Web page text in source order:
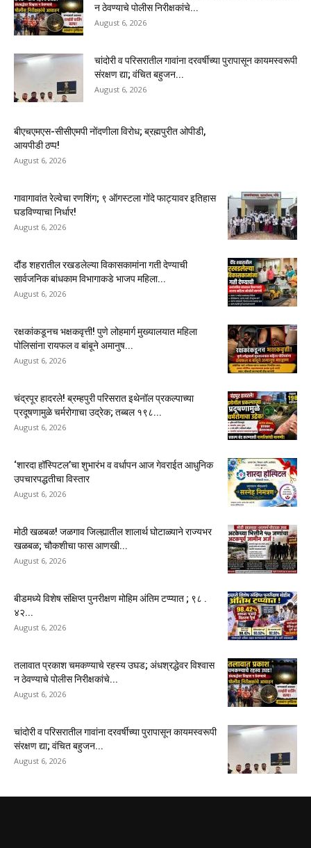
न ठेवण्याचे पोलीस निरीक्षकांचे...
August 6, 2026
चांदोरी व परिसरातील गावांना दरवर्षीच्या पुरापासून कायमस्वरूपी
संरक्षण द्या; वंचित बहुजन...
August 6, 2026
बीएचएमएस-सीसीएमपी नोंदणीला विरोध; ब्रह्मपुरीत ओपीडी,
आयपीडी ठप्प!
August 6, 2026
गावागावांत रेल्वेचा रणशिंग; ९ ऑगस्टला गोंदे फाट्यावर इतिहास
घडविण्याचा निर्धार!
August 6, 2026
दौंड शहरातील रखडलेल्या विकासकामांना गती देण्याची
सार्वजनिक बांधकाम विभागाकडे भाजप महिला...
August 6, 2026
रक्षकांकडूनच भक्षकवृत्ती! पुणे लोहमार्ग मुख्यालयात महिला
पोलिसांना रायफल व बांबूने अमानुष...
August 6, 2026
चंद्रपूर हादरले! ब्रम्हपुरी परिसरात इथेनॉल प्रकल्पाच्या
प्रदूषणामुळे चर्मरोगाचा उद्रेक; तब्बल १९८...
August 6, 2026
‘शारदा हॉस्पिटल’चा शुभारंभ व वर्धापन आज गेवराईत आधुनिक
उपचारपद्धतीचा विस्तार
August 6, 2026
मोठी खळबळ! जळगाव जिल्ह्यातील शालार्थ घोटाळ्याने राज्यभर
खळबळ; चौकशीचा फास आणखी...
August 6, 2026
बीडमध्ये विशेष संक्षिप्त पुनरीक्षण मोहिम अंतिम टप्प्यात ; ९८ .
४२...
August 6, 2026
तलावात प्रकाश चमकण्याचे रहस्य उघड; अंधश्रद्धेवर विश्वास
न ठेवण्याचे पोलीस निरीक्षकांचे...
August 6, 2026
चांदोरी व परिसरातील गावांना दरवर्षीच्या पुरापासून कायमस्वरूपी
संरक्षण द्या; वंचित बहुजन...
August 6, 2026